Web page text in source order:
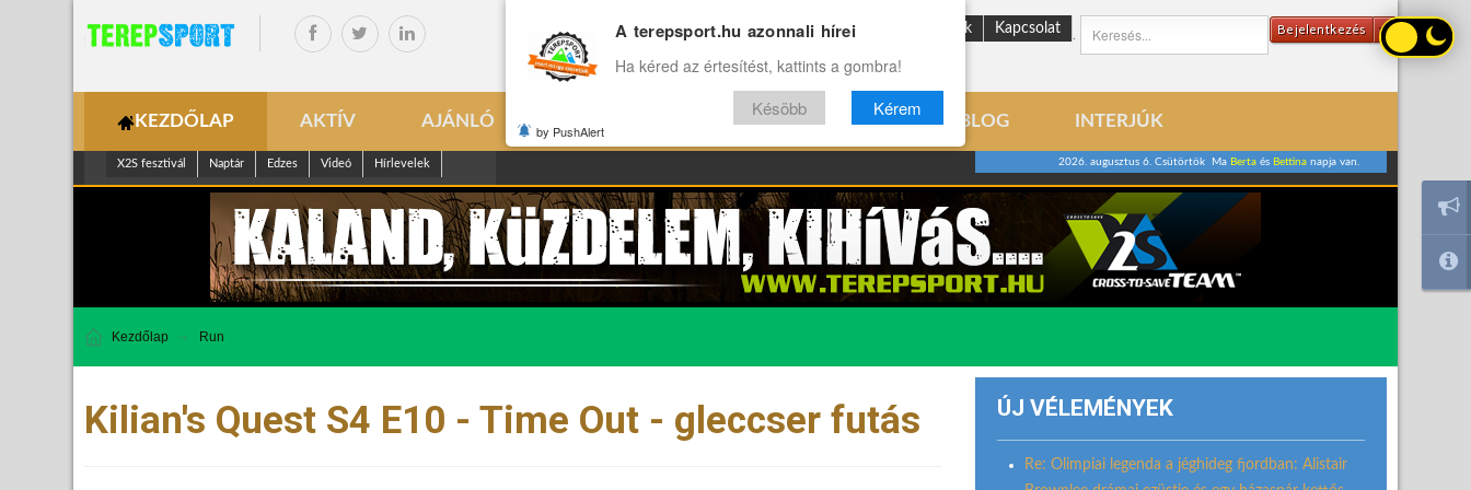
Bejelentkezés
ENG Reviews Archívum Rólunk Kapcsolat
KEZDŐLAP AKTÍV AJÁNLÓ ÉLETMÓD VILÁG BLOG INTERJÚK
X2S fesztivál Naptár Edzes Videó Hírlevelek 2026. augusztus 6. Csütörtök Ma Bertaés Bettinanapja van.
Kezdőlap Run
Kilian's Quest S4 E10 - Time Out - gleccser futás ÚJ VÉLEMÉNYEK
Re: Olimpiai legenda a jéghideg fjordban: Alistair
A terepsport.hu azonnali hírei
Ha kéred az értesítést, kattints a gombra!
Késöbb Kérem
by PushAlert